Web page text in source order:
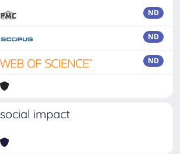
ND
ND
ND
social impact